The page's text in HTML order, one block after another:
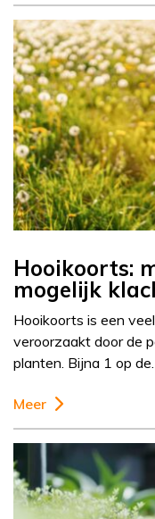
Hooikoorts:
mogelijk
Hooikoorts is een
veroorzaakt door de
planten. Bijna 1 op
Meer